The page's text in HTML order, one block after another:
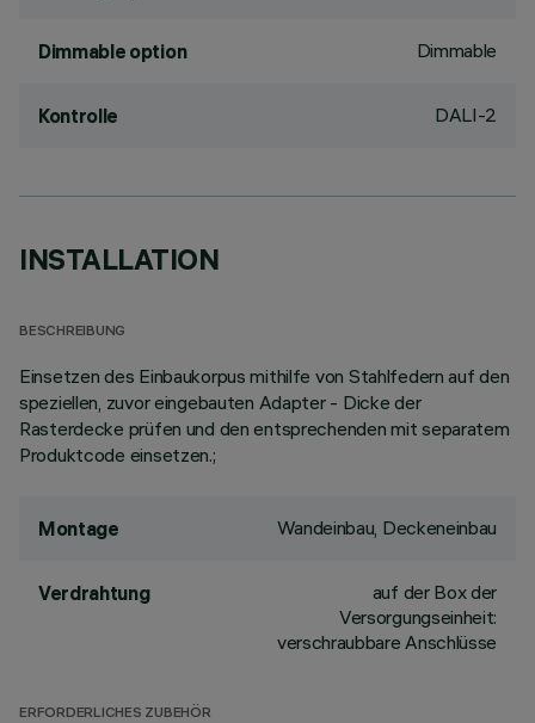
Dimmable option Dimmable
Kontrolle DALI-2
INSTALLATION
BESCHREIBUNG
Einsetzen des Einbaukorpus mithilfe von Stahlfedern auf den
speziellen, zuvor eingebauten Adapter - Dicke der
Rasterdecke prüfen und den entsprechenden mit separatem
Produktcode einsetzen.;
Montage Wandeinbau, Deckeneinbau
Verdrahtung
auf der Box der
Versorgungseinheit:
verschraubbare Anschlüsse
ERFORDERLICHES ZUBEHÖR